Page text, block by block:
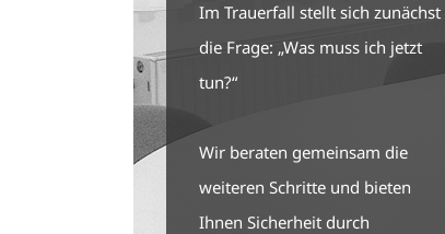
Im Trauerfall stellt sich zunächst
die Frage: „Was muss ich jetzt
tun?“
Wir beraten gemeinsam die
weiteren Schritte und bieten
Ihnen Sicherheit durch